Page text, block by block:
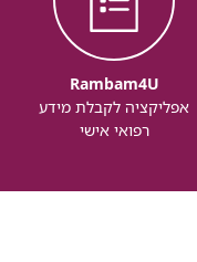
Rambam4U
אפליקציה לקבלת מידע
רפואי אישי